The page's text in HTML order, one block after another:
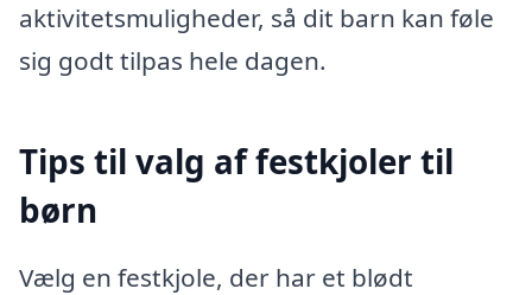
aktivitetsmuligheder, så dit barn kan føle
sig godt tilpas hele dagen.
Tips til valg af festkjoler til
børn
Vælg en festkjole, der har et blødt